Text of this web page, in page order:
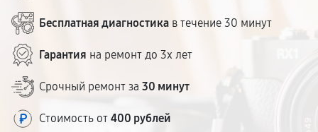
Бесплатная диагностика в течение 30 минут
Гарантия на ремонт до 3х лет
Срочный ремонт за 30 минут
Стоимость от 400 рублей